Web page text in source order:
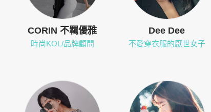
CORIN 不羈優雅
時尚KOL/品牌顧問
Dee Dee
不愛穿衣服的厭世女子